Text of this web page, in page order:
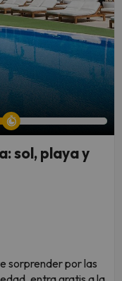
sol, playa y
sorprender por las